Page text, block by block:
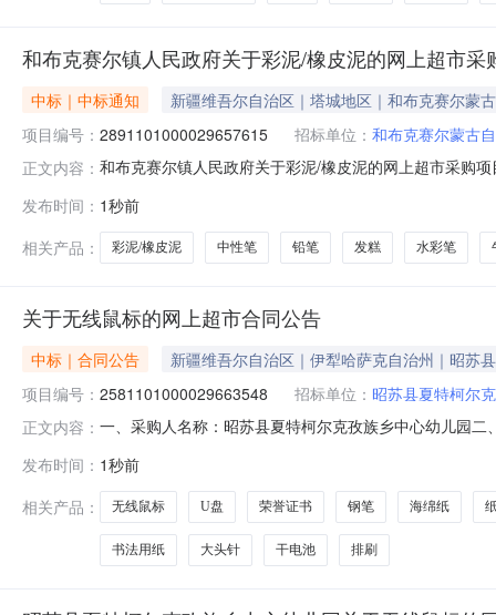
和布克赛尔镇人民政府关于彩泥/橡皮泥的网上超市采
中标｜中标通知
新疆维吾尔自治区｜塔城地区｜和布克赛尔蒙
项目编号： 2891101000029657615 招标单位： 和布克赛尔蒙古
正文内容： 和布克赛尔镇人民政府关于彩泥/橡皮泥的网上超市采购
码:654226项目所在行政区划名称:新疆维吾尔自治区塔
发布时间： 1秒前
相关产品：
彩泥/橡皮泥 中性笔 铅笔 发糕 水彩笔
关于无线鼠标的网上超市合同公告
中标｜合同公告
新疆维吾尔自治区｜伊犁哈萨克自治州｜昭苏县
项目编号： 2581101000029663548 招标单位： 昭苏县夏特柯尔
正文内容： 一、采购人名称：昭苏县夏特柯尔克孜族乡中心幼儿园
柏/RapooM300G个1.0045452闪迪CZ48U盘闪迪/
发布时间： 1秒前
相关产品：
无线鼠标 U盘 荣誉证书 钢笔 海绵纸
书法用纸 大头针 干电池 排刷